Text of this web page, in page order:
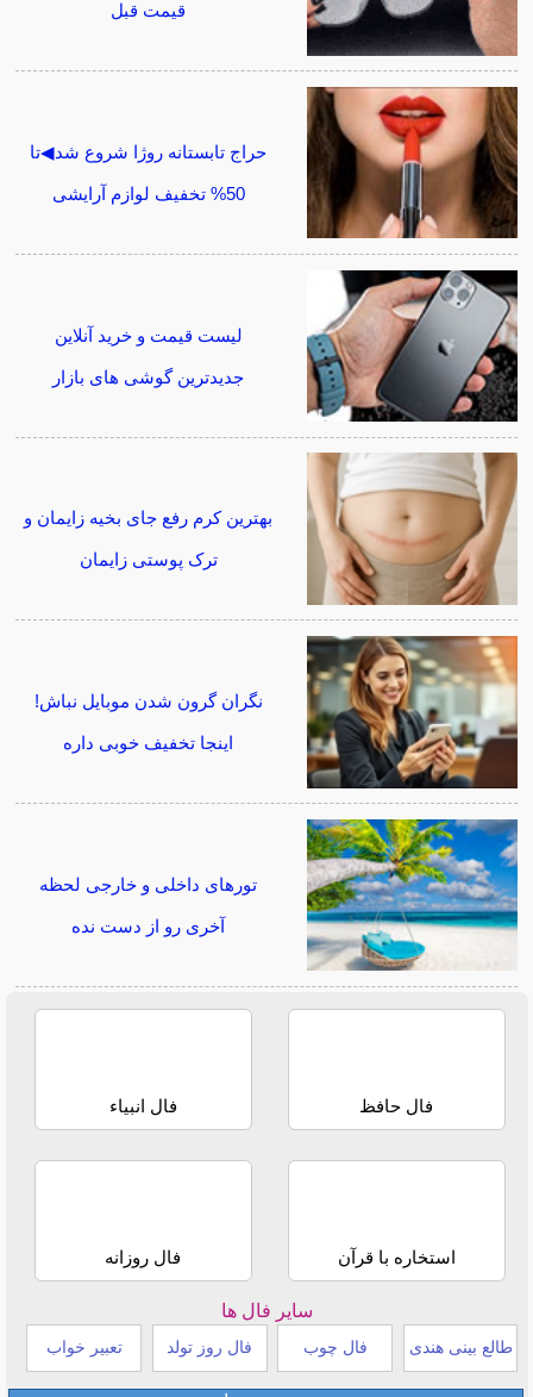
قیمت قبل
حراج تابستانه روژا شروع شد◀تا
50% تخفیف لوازم آرایشی
لیست قیمت و خرید آنلاین
جدیدترین گوشی های بازار
بهترین کرم رفع جای بخیه زایمان و
ترک پوستی زایمان
نگران گرون شدن موبایل نباش!
اینجا تخفیف خوبی داره
تورهای داخلی و خارجی لحظه
آخری رو از دست نده
فال حافظ فال انبیاء
استخاره با قرآن فال روزانه
سایر فال ها
طالع بینی هندی فال چوب فال روز تولد تعبیر خواب